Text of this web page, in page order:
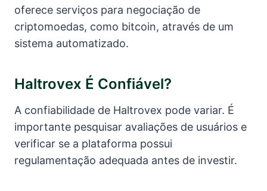
oferece serviços para negociação de
criptomoedas, como bitcoin, através de um
sistema automatizado.
Haltrovex É Confiável?
A confiabilidade de Haltrovex pode variar. É
importante pesquisar avaliações de usuários e
verificar se a plataforma possui
regulamentação adequada antes de investir.